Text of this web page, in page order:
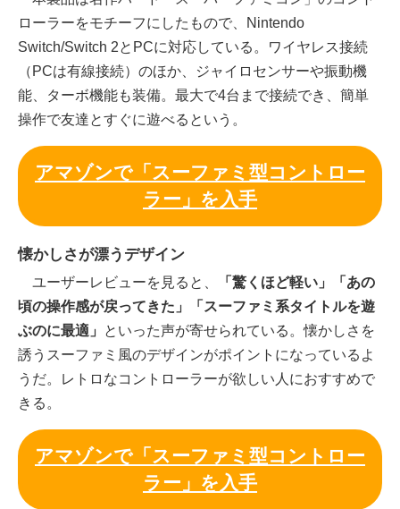
ローラーをモチーフにしたもので、Nintendo
Switch/Switch 2とPCに対応している。ワイヤレス接続
（PCは有線接続）のほか、ジャイロセンサーや振動機
能、ターボ機能も装備。最大で4台まで接続でき、簡単
操作で友達とすぐに遊べるという。
アマゾンで「スーファミ型コントロー
ラー」を入手
懐かしさが漂うデザイン
ユーザーレビューを見ると、
「驚くほど軽い」「あの
頃の操作感が戻ってきた」「スーファミ系タイトルを遊
ぶのに最適」
といった声が寄せられている。懐かしさを
誘うスーファミ風のデザインがポイントになっているよ
うだ。レトロなコントローラーが欲しい人におすすめで
きる。
アマゾンで「スーファミ型コントロー
ラー」を入手